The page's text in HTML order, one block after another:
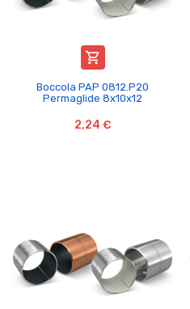

Boccola PAP 0812.P20
Permaglide 8x10x12
2,24 €